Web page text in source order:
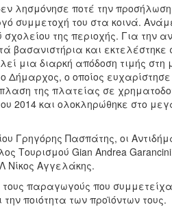
λησμόνησε ποτέ την προσήλωση
συμμετοχή του στα κοινά.
της περιοχής. Για την
βασανιστήρια και εκτελέστηκε
μια διαρκή απόδοση τιμής στη
Δήμαρχος, ο οποίος
της πλατείας σε
2014 και ολοκληρώθηκε στο
Γρηγόρης Πασπάτης, οι
Τουρισμού Gian Andrea
Νίκος Αγγελάκης.
παραγωγούς που
ποιότητα των προϊόντων τους.